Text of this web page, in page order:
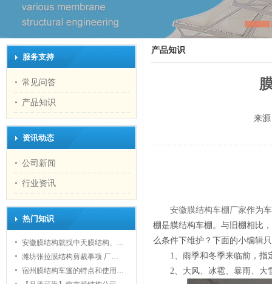
服务支持
常见问答
产品知识
资讯动态
公司新闻
行业资讯
热门知识
安徽膜结构就找中天膜结构、…
潍坊张拉膜结构剪裁事项 厂…
宿州膜结构车篷的特点和使用…
产品知识
来
安徽膜结构车棚厂家作为
棚是膜结构车棚。与旧棚相比
么条件下维护？下面的小编辑
1、雨季和冬季来临前，
2、大风、冰雹、暴雨、大